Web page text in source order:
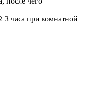
3 часа при комнатной